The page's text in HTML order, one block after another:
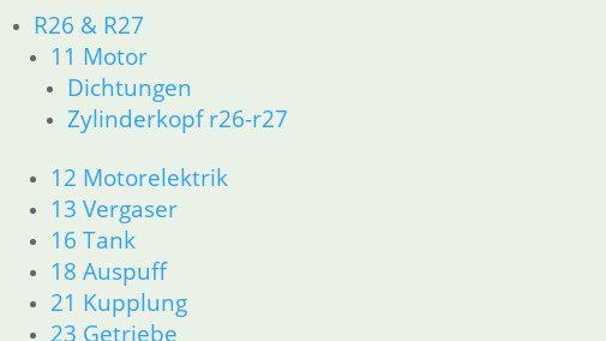
R26 & R27
11 Motor
Dichtungen
Zylinderkopf r26-r27
12 Motorelektrik
13 Vergaser
16 Tank
18 Auspuff
21 Kupplung
23 Getriebe
63,80
Artikelnummer: 1241844
zzgl.Versandkosten
In den Warenkorb
Nadellager
10,50